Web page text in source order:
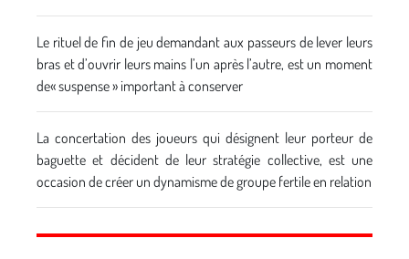
Le rituel de fin de jeu demandant aux passeurs de lever leurs
bras et d’ouvrir leurs mains l’un après l’autre, est un moment
de« suspense » important à conserver
La concertation des joueurs qui désignent leur porteur de
baguette et décident de leur stratégie collective, est une
occasion de créer un dynamisme de groupe fertile en relation